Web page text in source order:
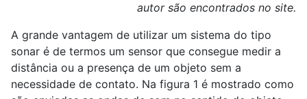
autor são encontrados no site.
A grande vantagem de utilizar um sistema do tipo
sonar é de termos um sensor que consegue medir a
distância ou a presença de um objeto sem a
necessidade de contato. Na figura 1 é mostrado como